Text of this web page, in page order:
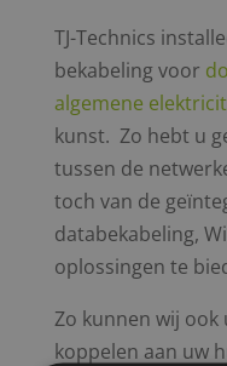
TJ-Technics
bekabeling voor
algemene
kunst. Zo hebt u
tussen de
toch van de
databekabeling,
oplossingen te
Zo kunnen wij ook
koppelen aan uw